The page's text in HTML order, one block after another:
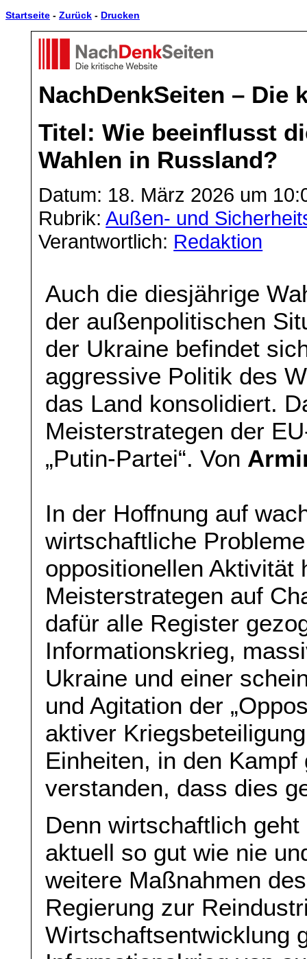
Startseite - Zurück - Drucken
NachDenkSeiten – Die
Titel: Wie beeinflusst
Wahlen in Russland?
Datum: 18. März 2026 um
Rubrik:Außen- und
Verantwortlich: Redaktion
Auch die diesjährige
der außenpolitischen
der Ukraine befindet
aggressive Politik des
das Land konsolidiert.
Meisterstrategen der
„Putin-Partei“. Von
In der Hoffnung auf
wirtschaftliche
oppositionellen Aktivität
Meisterstrategen auf
dafür alle Register
Informationskrieg,
Ukraine und einer
und Agitation der
aktiver
Einheiten, in den
verstanden, dass dies
Denn wirtschaftlich
aktuell so gut wie nie
weitere Maßnahmen
Regierung zur
Wirtschaftsentwicklung